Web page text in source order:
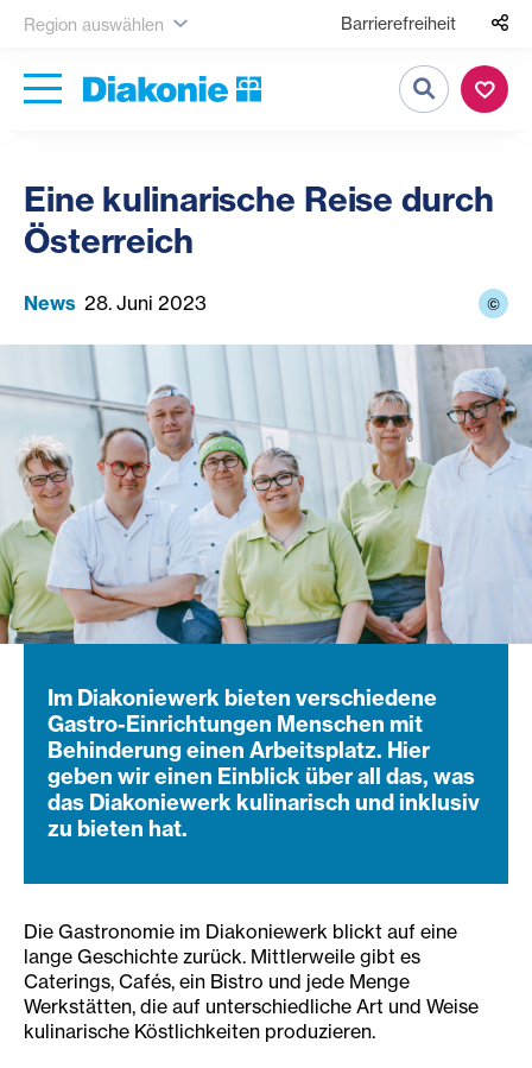
Region auswählen Barrierefreiheit
Suche
Eine kulinarische Reise durch
Österreich
News 28. Juni 2023 ©
Im Diakoniewerk bieten verschiedene
Gastro-Einrichtungen Menschen mit
Behinderung einen Arbeitsplatz. Hier
geben wir einen Einblick über all das, was
das Diakoniewerk kulinarisch und inklusiv
zu bieten hat.
Die Gastronomie im Diakoniewerk blickt auf eine
lange Geschichte zurück. Mittlerweile gibt es
Caterings, Cafés, ein Bistro und jede Menge
Werkstätten, die auf unterschiedliche Art und Weise
kulinarische Köstlichkeiten produzieren.